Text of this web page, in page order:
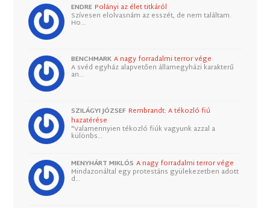
ENDRE Polányi az élet titkáról
Szívesen elolvasnám az esszét, de nem találtam.
Ho…
BENCHMARK A nagy forradalmi terror vége
A svéd egyház alapvetően államegyházi karakterű
an…
SZILÁGYI JÓZSEF Rembrandt: A tékozló fiú
hazatérése
"Valamennyien tékozló fiúk vagyunk azzal a
különbs…
MENYHÁRT MIKLÓS A nagy forradalmi terror vége
Mindazonáltal egy protestáns gyülekezetben adott
d…